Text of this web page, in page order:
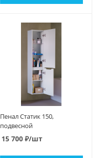
Пенал Статик 150,
подвесной
15 700₽/шт